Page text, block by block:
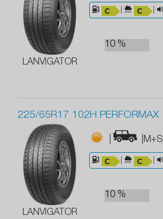
LANVIGATOR
10 %
225/65R17 102H PERFORMAX
LANVIGATOR
| |M+S
10 %